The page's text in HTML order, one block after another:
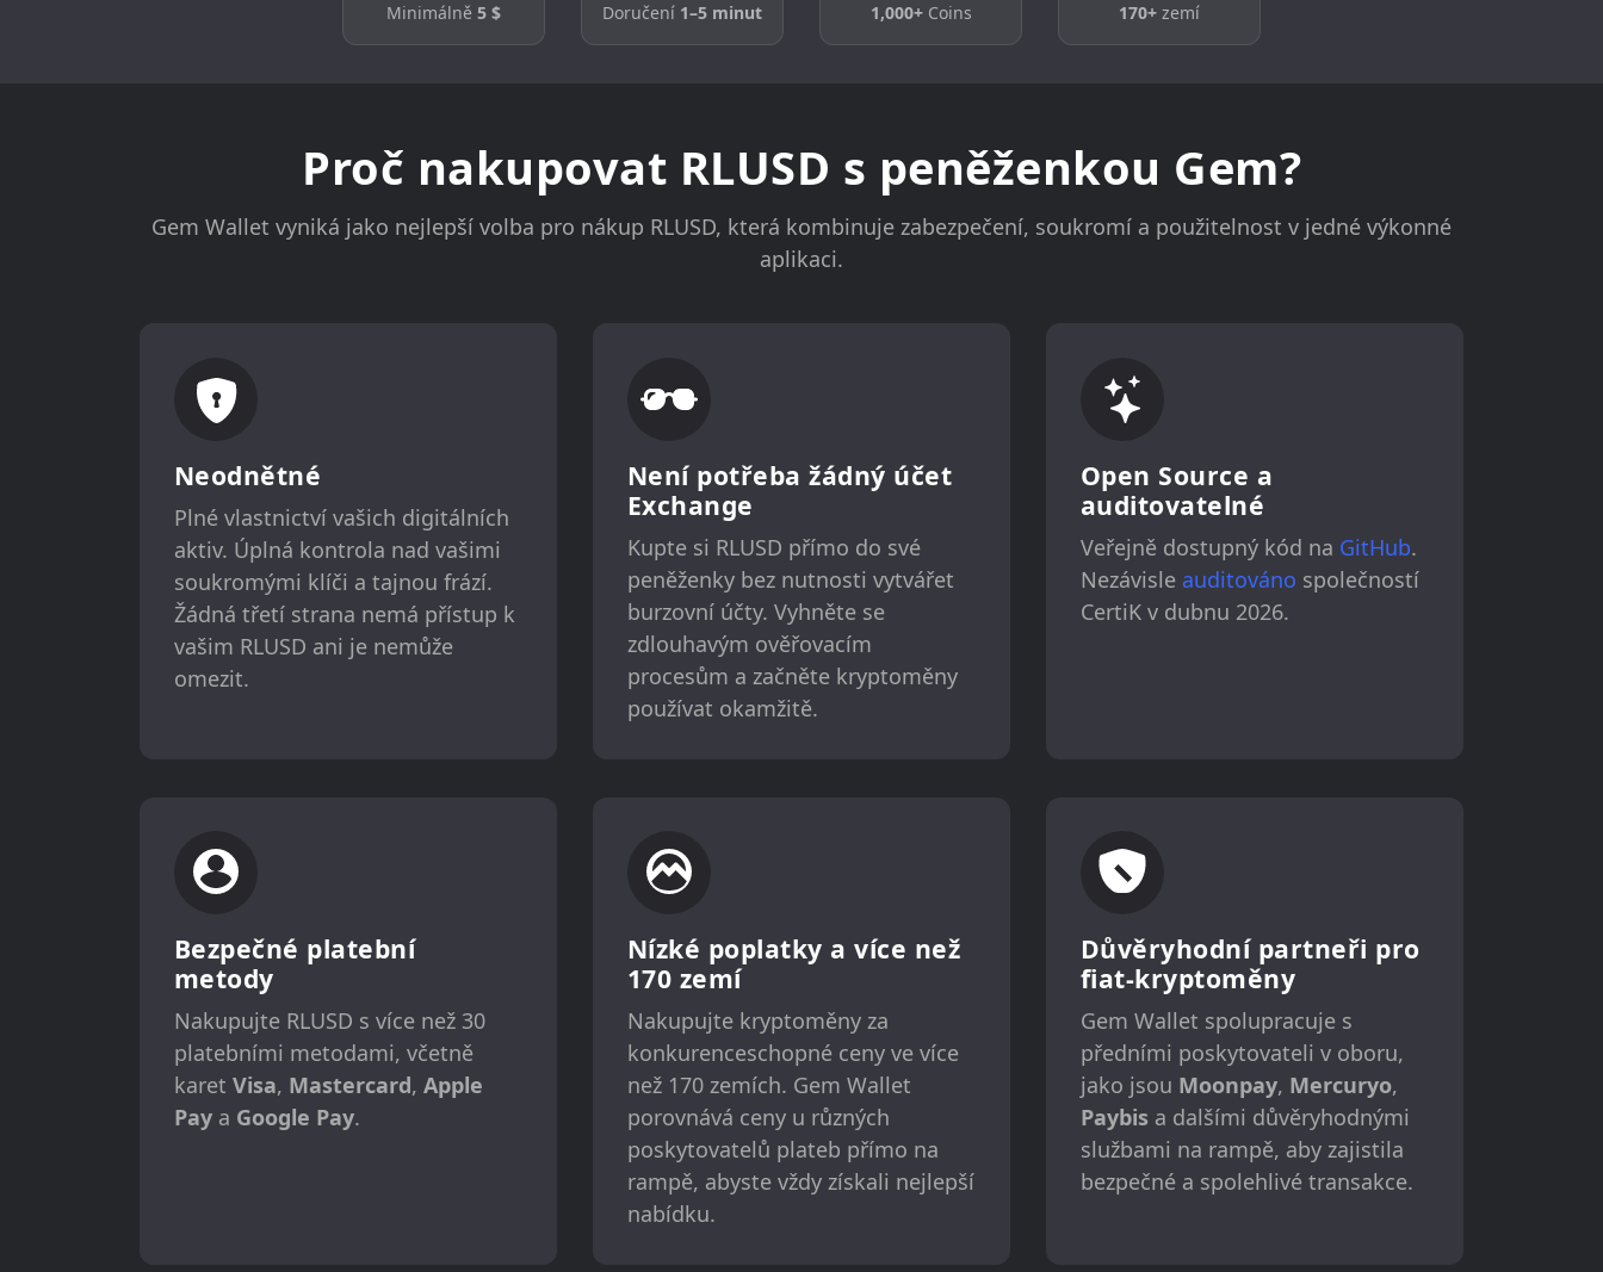
Minimálně 5 $ Doručení 1–5 minut 1,000+Coins 170+ zemí
Proč nakupovat RLUSD s peněženkou Gem?
Gem Wallet vyniká jako nejlepší volba pro nákup RLUSD, která kombinuje zabezpečení, soukromí a použitelnost v jedné výkonné
aplikaci.
Neodnětné
Plné vlastnictví vašich digitálních
aktiv. Úplná kontrola nad vašimi
soukromými klíči a tajnou frází.
Žádná třetí strana nemá přístup k
vašim RLUSD ani je nemůže
omezit.
Není potřeba žádný účet
Exchange
Kupte si RLUSD přímo do své
peněženky bez nutnosti vytvářet
burzovní účty. Vyhněte se
zdlouhavým ověřovacím
procesům a začněte kryptoměny
používat okamžitě.
Open Source a
auditovatelné
Veřejně dostupný kód na GitHub.
Nezávisle auditováno společností
CertiK v dubnu 2026.
Bezpečné platební
metody
Nakupujte RLUSD s více než 30
platebními metodami, včetně
karet Visa, Mastercard, Apple
Paya Google Pay.
Nízké poplatky a více než
170 zemí
Nakupujte kryptoměny za
konkurenceschopné ceny ve více
než 170 zemích. Gem Wallet
porovnává ceny u různých
poskytovatelů plateb přímo na
rampě, abyste vždy získali nejlepší
nabídku.
Důvěryhodní partneři pro
fiat-kryptoměny
Gem Wallet spolupracuje s
předními poskytovateli v oboru,
jako jsou Moonpay, Mercuryo,
Paybis a dalšími důvěryhodnými
službami na rampě, aby zajistila
bezpečné a spolehlivé transakce.